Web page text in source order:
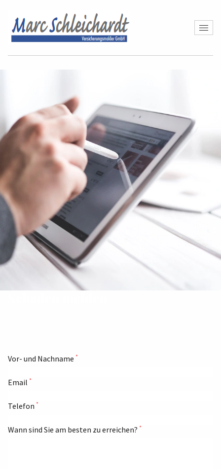
Vor- und Nachname *
Email *
Telefon *
Wann sind Sie am besten zu erreichen? *